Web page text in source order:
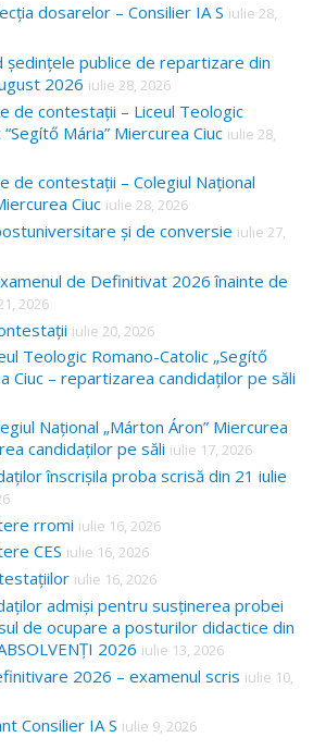
dosarelor – Consilier IA S iulie 28,
ședințele publice de repartizare din
2026 iulie 28, 2026
de contestații – Liceul Teologic
Mária” Miercurea Ciuc iulie 28,
de contestații – Colegiul Național
Ciuc iulie 28, 2026
și de conversie iulie 27,
de Definitivat 2026 înainte de
2026
iulie 20, 2026
Teologic Romano-Catolic „Segítő
Ciuc – repartizarea candidaților pe săli
Național „Márton Áron” Miercurea
candidaților pe săli iulie 17, 2026
înscrișila proba scrisă din 21 iulie
rromi iulie 16, 2026
CES iulie 16, 2026
iulie 16, 2026
admiși pentru susținerea probei
de ocupare a posturilor didactice din
2026 iulie 13, 2026
2026 – examenul scris iulie 10,
Consilier IA S iulie 9, 2026